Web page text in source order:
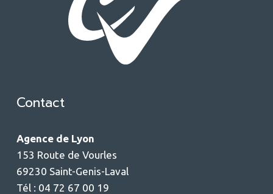
Contact
Agence de Lyon
153 Route de Vourles
69230 Saint-Genis-Laval
Tél : 04 72 67 00 19